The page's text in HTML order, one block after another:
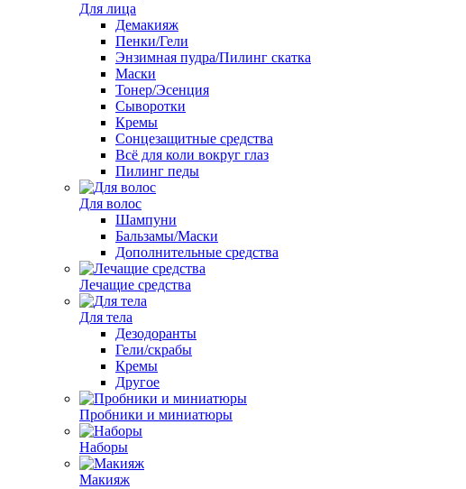
Для лица
Демакияж
Пенки/Гели
Энзимная пудра/Пилинг скатка
Маски
Тонер/Эсенция
Сыворотки
Кремы
Сонцезащитные средства
Всё для коли вокруг глаз
Пилинг педы
Для волос
Шампуни
Бальзамы/Маски
Дополнительные средства
Лечащие средства
Для тела
Дезодоранты
Гели/скрабы
Кремы
Другое
Пробники и миниатюры
Наборы
Макияж